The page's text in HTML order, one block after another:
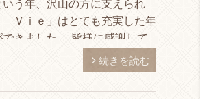
いう年、沢山の方に支えられ
Ｖｉｅ」はとても充実した年
きました。 皆様に感謝して
。 年末年始のお休みは １２
）～１月５日（木）までいただ
。 ２０１ […]
続きを読む